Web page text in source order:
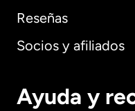
Reseñas
Socios y afiliados
Ayuda y